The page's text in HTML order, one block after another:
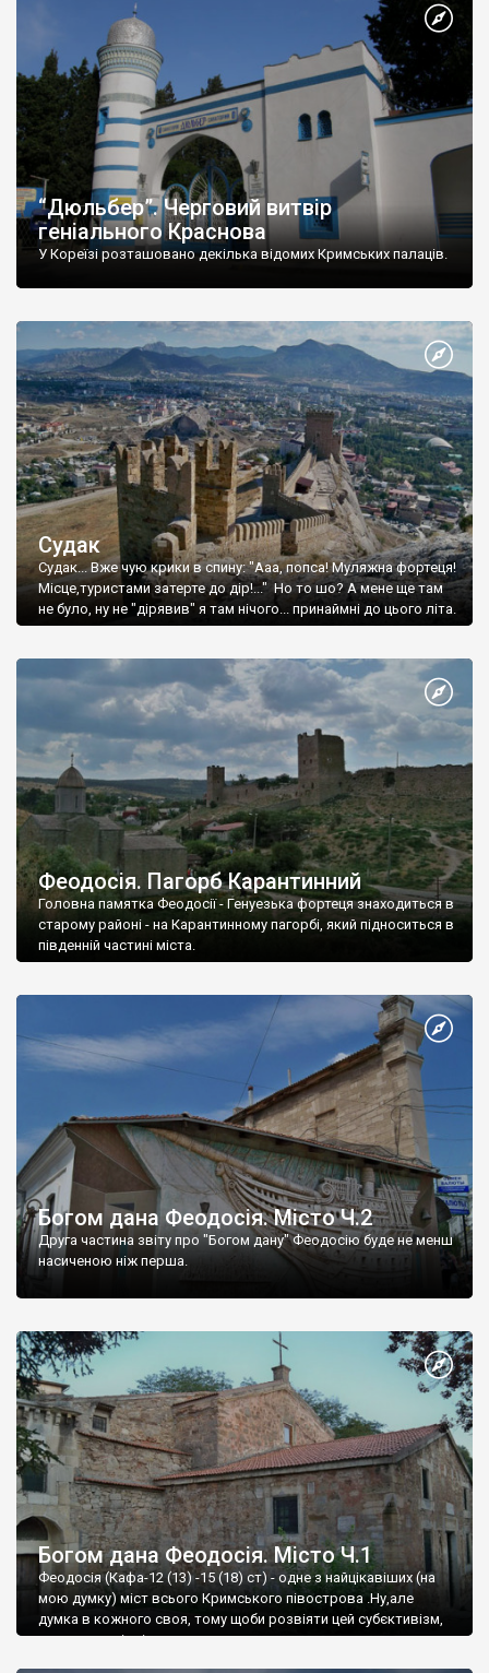
“Дюльбер”. Черговий витвір
геніального Краснова
У Кореїзі розташовано декілька відомих Кримських палаців.
Судак
Судак... Вже чую крики в спину: "Ааа, попса! Муляжна фортеця!
Місце,туристами затерте до дір!..." Но то шо? А мене ще там
не було, ну не "дірявив" я там нічого... принаймні до цього літа.
Феодосія. Пагорб Карантинний
Головна памятка Феодосії - Генуезька фортеця знаходиться в
старому районі - на Карантинному пагорбі, який підноситься в
південній частині міста.
Богом дана Феодосія. Місто Ч.2
Друга частина звіту про "Богом дану" Феодосію буде не менш
насиченою ніж перша.
Богом дана Феодосія. Місто Ч.1
Феодосія (Кафа-12 (13) -15 (18) ст) - одне з найцікавіших (на
мою думку) міст всього Кримського півострова .Ну,але
думка в кожного своя, тому щоби розвіяти цей субєктивізм,
запрошую відвідати це